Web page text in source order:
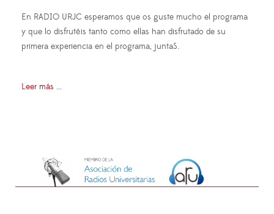
En RADIO URJC esperamos que os guste mucho el programa
y que lo disfrutéis tanto como ellas han disfrutado de su
primera experiencia en el programa, juntaS.
Leer más ...